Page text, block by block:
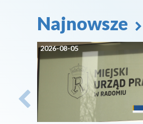
Najnowsze
2026-08-05